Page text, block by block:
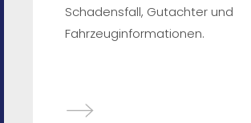
Schadensfall, Gutachter und
Fahrzeuginformationen.